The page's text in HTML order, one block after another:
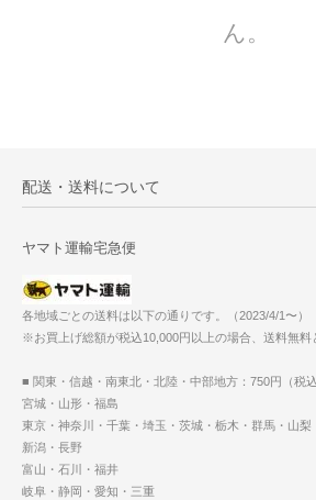
ん。
配送・送料について
ヤマト運輸宅急便
各地域ごとの送料は以下の通りです。（2023/4/1〜）
※お買上げ総額が税込10,000円以上の場合、送料無料
■ 関東・信越・南東北・北陸・中部地方：750円（税込
宮城・山形・福島
東京・神奈川・千葉・埼玉・茨城・栃木・群馬・山梨
新潟・長野
富山・石川・福井
岐阜・静岡・愛知・三重